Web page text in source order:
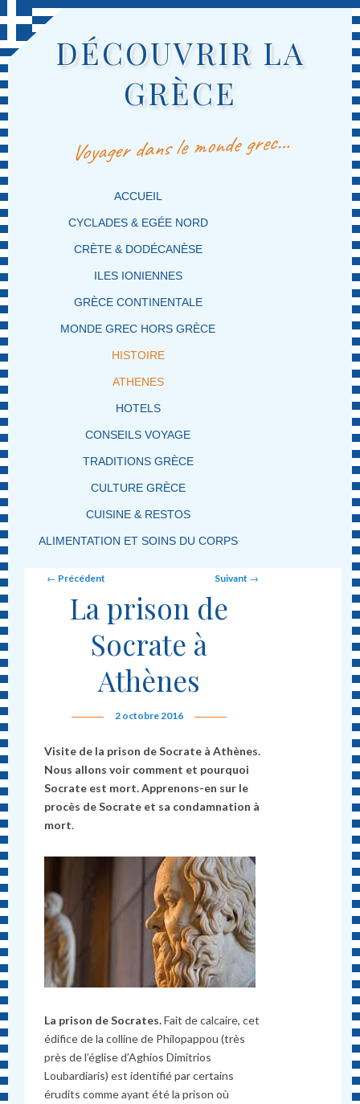
DÉCOUVRIR LA
GRÈCE
Voyager dans le monde grec…
MENU PRINCIPAL
MASQUER LA NAVIGATION PRINCIPALE
MASQUER LA NAVIGATION SECONDAIRE
ACCUEIL
CYCLADES & EGÉE NORD
CRÈTE & DODÉCANÈSE
ILES IONIENNES
GRÈCE CONTINENTALE
MONDE GREC HORS GRÈCE
HISTOIRE
ATHENES
HOTELS
CONSEILS VOYAGE
TRADITIONS GRÈCE
CULTURE GRÈCE
CUISINE & RESTOS
ALIMENTATION ET SOINS DU CORPS
Post navigation
← Précédent Suivant →
La prison de
Socrate à
Athènes
2 octobre 2016
Visite de la prison de Socrate à Athènes.
Nous allons voir comment et pourquoi
Socrate est mort. Apprenons-en sur le
procès de Socrate et sa condamnation à
mort.
La prison de Socrates.Fait de calcaire, cet
édifice de la colline de Philopappou (très
près de l’église d’Aghios Dimitrios
Loubardiaris) est identifié par certains
érudits comme ayant été la prison où